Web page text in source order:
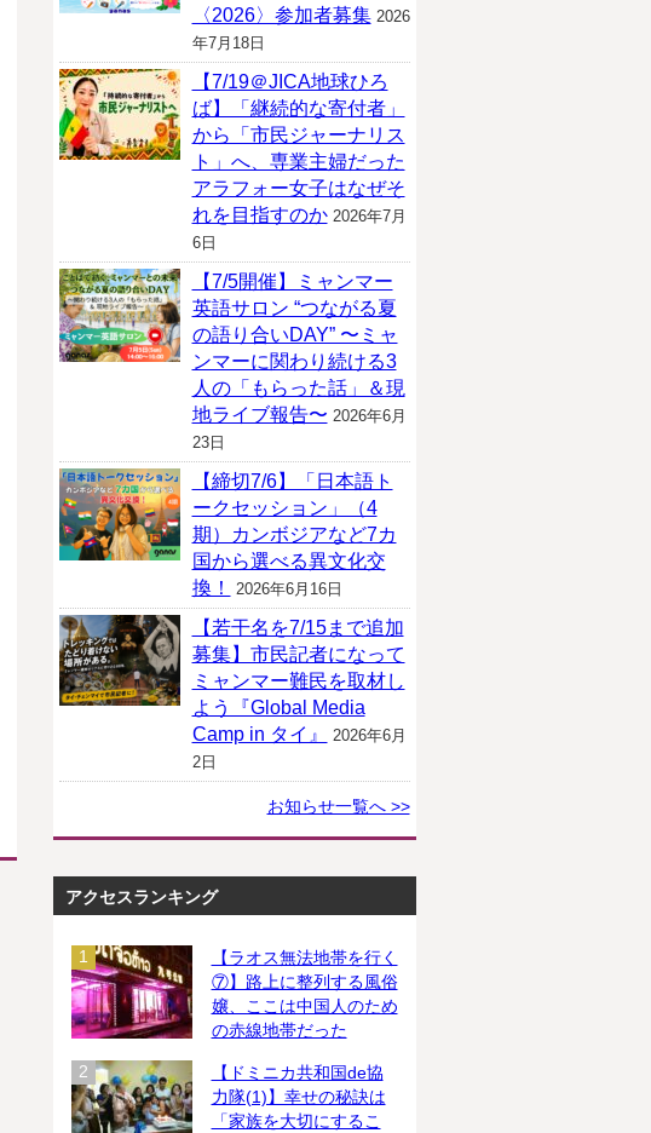
〈2026〉参加者募集 2026
年7月18日
【7/19＠JICA地球ひろ
ば】「継続的な寄付者」
から「市民ジャーナリス
ト」へ、専業主婦だった
アラフォー女子はなぜそ
れを目指すのか 2026年7月
6日
【7/5開催】ミャンマー
英語サロン “つながる夏
の語り合いDAY” 〜ミャ
ンマーに関わり続ける3
人の「もらった話」＆現
地ライブ報告〜 2026年6月
23日
【締切7/6】「日本語ト
ークセッション」（4
期）カンボジアなど7カ
国から選べる異文化交
換！
2026年6月16日
【若干名を7/15まで追加
募集】市民記者になって
ミャンマー難民を取材し
よう『Global Media
Camp in タイ』
2026年6月
2日
お知らせ一覧へ >>
アクセスランキング
【ラオス無法地帯を行く
⑦】路上に整列する風俗
嬢、ここは中国人のため
の赤線地帯だった
【ドミニカ共和国de協
力隊(1)】幸せの秘訣は
「家族を大切にするこ